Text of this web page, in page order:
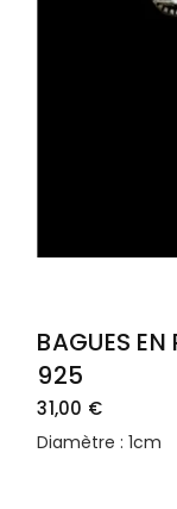
BAGUES EN
925
31,00 €
Diamètre : 1cm